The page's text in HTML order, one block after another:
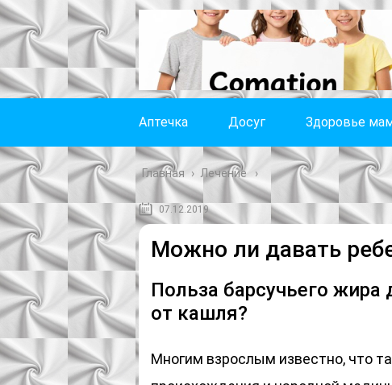
Аптечка Досуг Здоровье
Главная › Лечение
07.12.2019
Можно ли давать
Польза барсучьего жира
от кашля?
Многим взрослым известно, что